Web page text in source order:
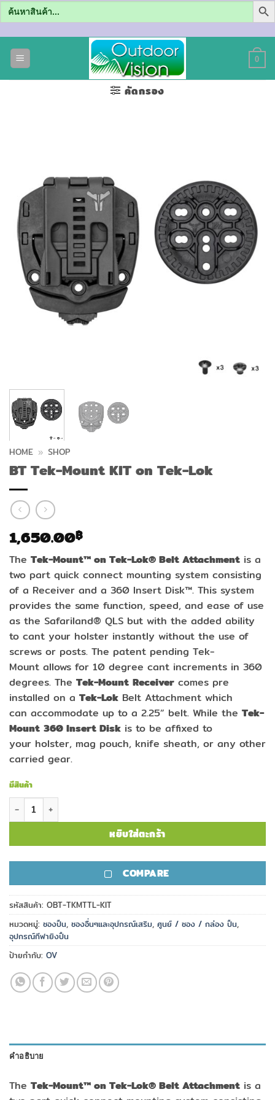
Search
for:
0
คัดกรอง
HOME » SHOP
BT Tek-Mount KIT on Tek-Lok
1,650.00฿
The Tek-Mount™ on Tek-Lok® Belt Attachment is a
two part quick connect mounting system consisting
of a Receiver and a 360 Insert Disk™. This system
provides the same function, speed, and ease of use
as the Safariland® QLS but with the added ability
to cant your holster instantly without the use of
screws or posts. The patent pending Tek-
Mount allows for 10 degree cant increments in 360
degrees. The Tek-Mount Receiver comes pre
installed on a Tek-Lok Belt Attachment which
can accommodate up to a 2.25” belt. While the Tek-
Mount 360 Insert Disk is to be affixed to
your holster, mag pouch, knife sheath, or any other
carried gear.
มีสินค้า
จำนวน BT Tek-Mount KIT on Tek-Lok ชิ้น
หยิบใส่ตะกร้า
COMPARE
รหัสสินค้า: OBT-TKMTTL-KIT
หมวดหมู่: ซองปืน, ซองอื่นๆและอุปกรณ์เสริม, ศูนย์ / ซอง / กล่อง ปืน,
อุปกรณ์กีฬายิงปืน
ป้ายกำกับ: OV
คำอธิบาย
The Tek-Mount™ on Tek-Lok® Belt Attachment is a